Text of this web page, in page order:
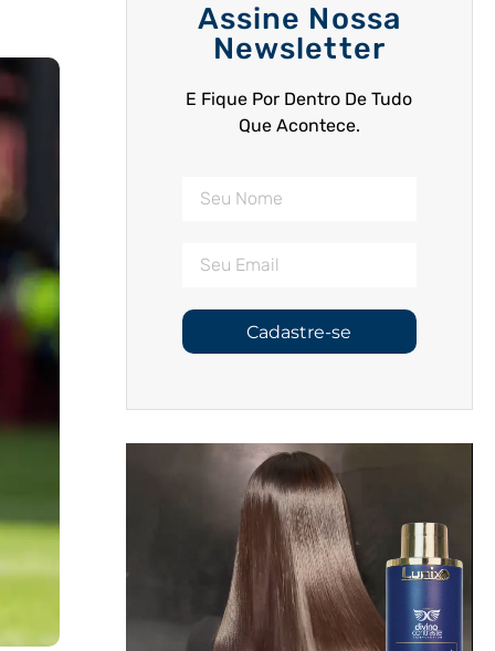
Assine Nossa
Newsletter
E Fique Por Dentro De Tudo
Que Acontece.
Cadastre-se